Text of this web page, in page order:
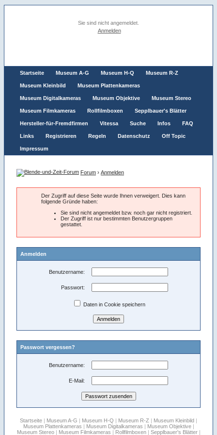
Sie sind nicht angemeldet.
Anmelden
Startseite Museum A-G Museum H-Q Museum R-Z
Museum Kleinbild Museum Plattenkameras
Museum Digitalkameras Museum Objektive Museum Stereo
Museum Filmkameras Rollfilmboxen Sepplbauer's Blätter
Hersteller-für-Fremdfirmen Vitessa Suche Infos FAQ
Links Registrieren Regeln Datenschutz Off Topic
Impressum
Forum › Anmelden
Der Zugriff auf diese Seite wurde Ihnen verweigert. Dies kann
folgende Gründe haben:
Sie sind nicht angemeldet bzw. noch gar nicht registriert.
Der Zugriff ist nur bestimmten Benutzergruppen
gestattet.
Anmelden
Benutzername:
Passwort:
Daten in Cookie speichern
Passwort vergessen?
Benutzername:
E-Mail:
Startseite Museum A-G Museum H-Q Museum R-Z Museum Kleinbild
Museum Plattenkameras
Museum Digitalkameras Museum Objektive|
Museum Stereo| Museum Filmkameras Rollfilmboxen| Sepplbauer's Blätter|